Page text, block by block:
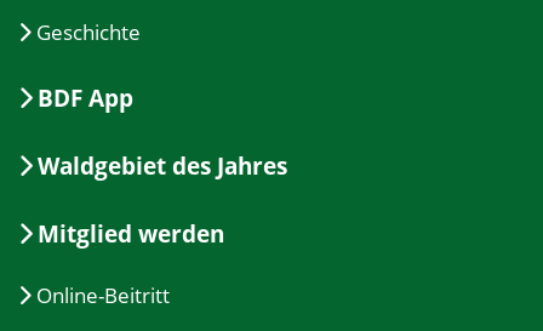
Geschichte
BDF App
Waldgebiet des Jahres
Mitglied werden
Online-Beitritt